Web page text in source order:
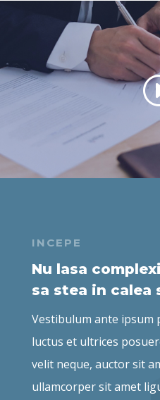
INCEPE
Nu lasa
sa stea in calea
Vestibulum ante ipsum
luctus et ultrices
velit neque, auctor sit
ullamcorper sit amet